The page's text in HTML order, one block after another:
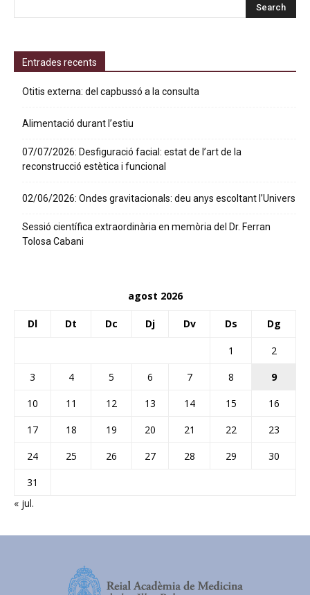
Entrades recents
Otitis externa: del capbussó a la consulta
Alimentació durant l’estiu
07/07/2026: Desfiguració facial: estat de l’art de la
reconstrucció estètica i funcional
02/06/2026: Ondes gravitacionals: deu anys escoltant l’Univers
Sessió científica extraordinària en memòria del Dr. Ferran
Tolosa Cabani
agost 2026
Dl Dt Dc Dj Dv Ds Dg
1
2
3
4 5 6 7 8
9
10
11 12 13 14 15
16
17
18 19 20 21 22
23
24
25 26 27 28 29
30
31
« jul.